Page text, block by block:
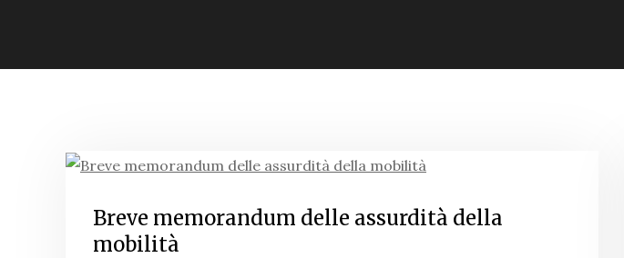
Breve memorandum delle assurdità della
mobilità